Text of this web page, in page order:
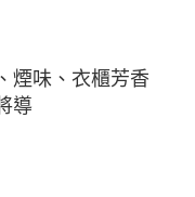
煙味、衣櫃芳香
導